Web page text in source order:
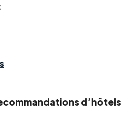
d’hôtels